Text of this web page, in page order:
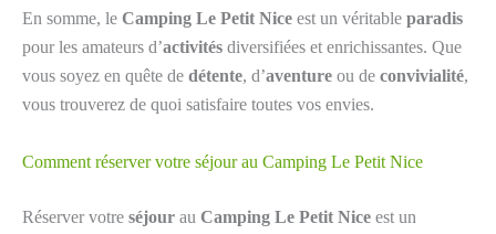
En somme, le Camping Le Petit Nice est un véritable paradis
pour les amateurs d’activités diversifiées et enrichissantes. Que
vous soyez en quête de détente, d’aventure ou de convivialité,
vous trouverez de quoi satisfaire toutes vos envies.
Comment réserver votre séjour au Camping Le Petit Nice
Réserver votre séjour au Camping Le Petit Nice est un